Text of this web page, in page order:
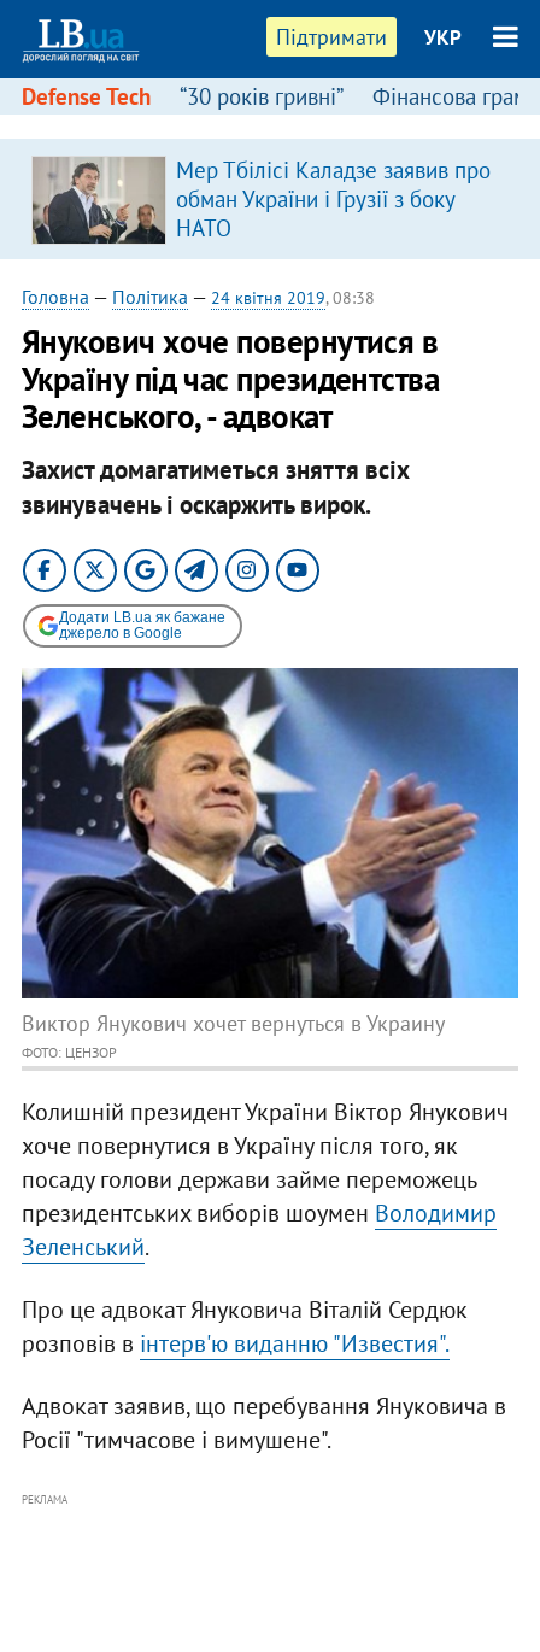
Підтримати УКР
Defense Tech “30 років гривні” Фінансова
Мер Тбілісі Каладзе заявив про
обман України і Грузії з боку
НАТО
Головна — Політика — 24 квітня 2019, 08:38
Янукович хоче повернутися в
Україну під час президентства
Зеленського, - адвокат
Захист домагатиметься зняття всіх
звинувачень і оскаржить вирок.
Додати LB.ua як бажане
джерело в Google
Виктор Янукович хочет вернуться в Украину
ФОТО: ЦЕНЗОР
Колишній президент України Віктор Янукович
хоче повернутися в Україну після того, як
посаду голови держави займе переможець
президентських виборів шоумен Володимир
Зеленський.
Про це адвокат Януковича Віталій Сердюк
розповів в інтерв'ю виданню "Известия".
Адвокат заявив, що перебування Януковича в
Росії "тимчасове і вимушене".
РЕКЛАМА